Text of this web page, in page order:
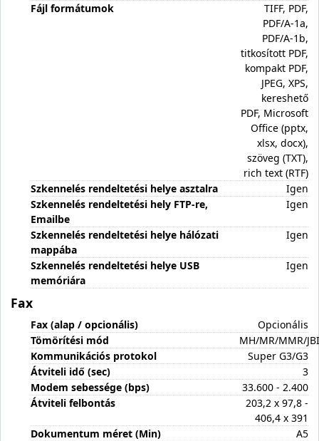
Fájl formátumok
TIFF, PDF,
PDF/A-1a,
PDF/A-1b,
titkosított PDF,
kompakt PDF,
JPEG, XPS,
kereshető
PDF, Microsoft
Office (pptx,
xlsx, docx),
szöveg (TXT),
rich text (RTF)
Szkennelés rendeltetési helye asztalra
Igen
Szkennelés rendeltetési hely FTP-re,
Emailbe
Igen
Szkennelés rendeltetési helye hálózati
mappába
Igen
Szkennelés rendeltetési helye USB
memóriára
Igen
Fax
Fax (alap / opcionális)
Opcionális
Tömörítési mód
MH/MR/MMR/
Kommunikációs protokol
Super G3/G3
Átviteli idő (sec)
3
Modem sebessége (bps)
33.600 - 2.400
Átviteli felbontás
203,2 x 97,8 -
406,4 x 391
Dokumentum méret (Min)
A5